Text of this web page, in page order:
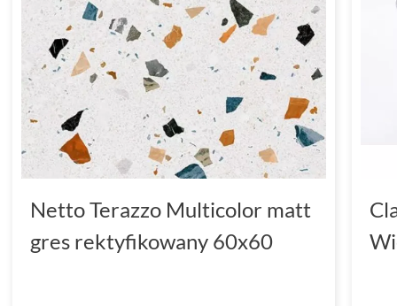
Netto Terazzo Multicolor matt
gres rektyfikowany 60x60